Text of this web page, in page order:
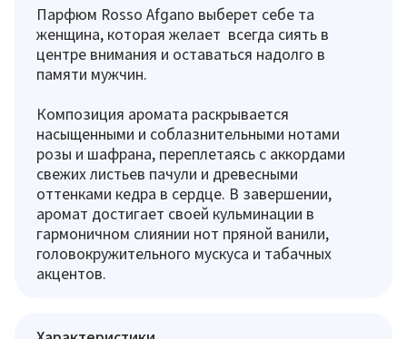
Парфюм Rosso Afgano выберет себе та
женщина, которая желает всегда сиять в
центре внимания и оставаться надолго в
памяти мужчин.
Композиция аромата раскрывается
насыщенными и соблазнительными нотами
розы и шафрана, переплетаясь с аккордами
свежих листьев пачули и древесными
оттенками кедра в сердце. В завершении,
аромат достигает своей кульминации в
гармоничном слиянии нот пряной ванили,
головокружительного мускуса и табачных
акцентов.